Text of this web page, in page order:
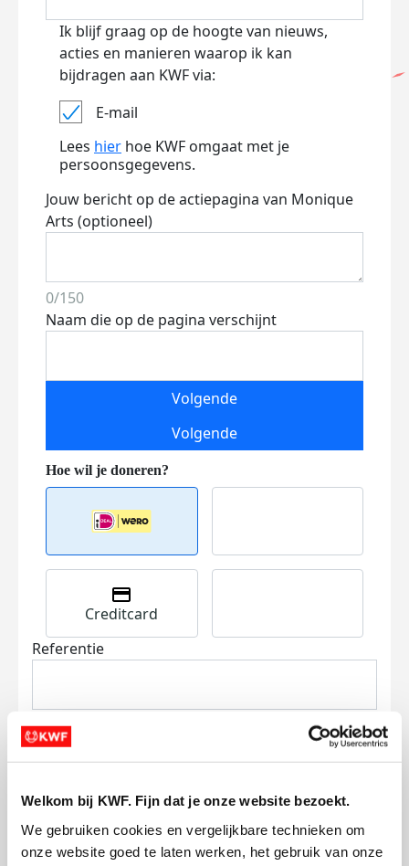
Welkom bij KWF. Fijn dat je onze website bezoekt.
We gebruiken cookies en vergelijkbare technieken om
onze website goed te laten werken, het gebruik van onze
Ik blijf graag op de hoogte van nieuws,
acties en manieren waarop ik kan
bijdragen aan KWF via:
E-mail
Lees hier hoe KWF omgaat met je
persoonsgegevens.
Jouw bericht op de actiepagina van Monique
Arts (optioneel)
0/150
Naam die op de pagina verschijnt
Volgende
Volgende
Creditcard
Referentie
en betaal €0.75 extra.